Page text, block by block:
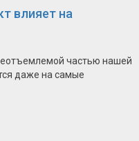
влияет на
частью нашей
даже на самые